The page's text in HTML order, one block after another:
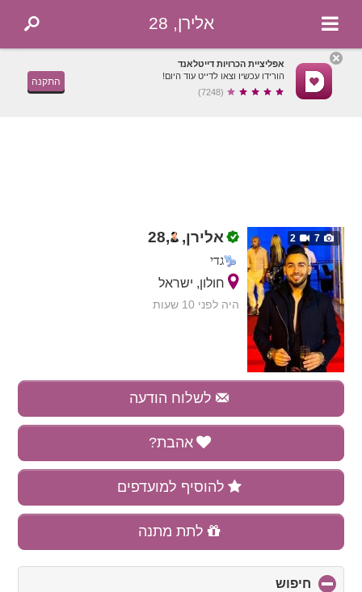
אלירן, 28
אפליציית הכרויות דייטלאנד
הורידו עכשיו וצאו לדייט עוד היום!
(7248)
התקנה
7 אלירן, ,
28
גדי
חולון, ישראל
היה לפני 10 שעות
לשלוח הודעה
אהבת?
להוסיף למועדפים
לתת מתנה
חיפוש